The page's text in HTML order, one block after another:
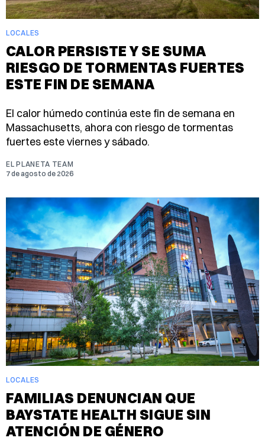
LOCALES
CALOR PERSISTE Y SE SUMA
RIESGO DE TORMENTAS FUERTES
ESTE FIN DE SEMANA
El calor húmedo continúa este fin de semana en
Massachusetts, ahora con riesgo de tormentas
fuertes este viernes y sábado.
EL PLANETA TEAM
7 de agosto de 2026
LOCALES
FAMILIAS DENUNCIAN QUE
BAYSTATE HEALTH SIGUE SIN
ATENCIÓN DE GÉNERO